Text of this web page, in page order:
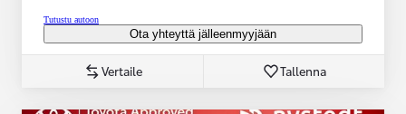
Tutustu autoon
Ota yhteyttä jälleenmyyjään
Vertaile Tallenna